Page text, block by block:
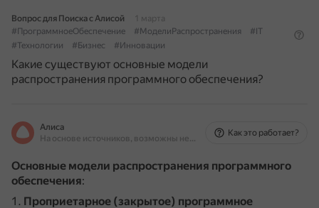
Вопрос для Поиска с Алисой
1 марта
#ПрограммноеОбеспечение
#МоделиРаспространения
#IT
#Технологии
#Бизнес #Инновации
Какие существуют основные модели
распространения программного обеспечения?
Алиса
На основе источников, возможны неточности
Как это работает?
Основные модели распространения программного
обеспечения:
Проприетарное (закрытое) программное